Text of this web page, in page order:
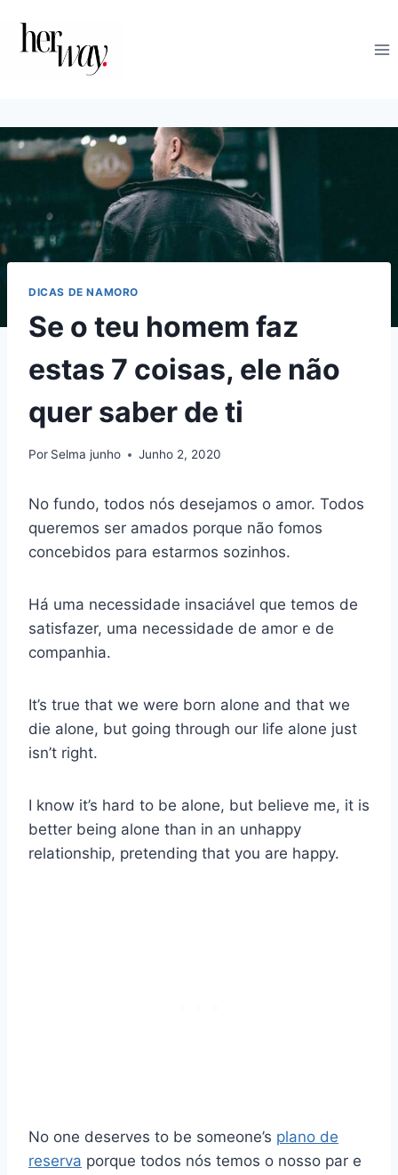
DICAS DE NAMORO
Se o teu homem faz
estas 7 coisas, ele não
quer saber de ti
Por Selma junho Junho 2, 2020
No fundo, todos nós desejamos o amor. Todos
queremos ser amados porque não fomos
concebidos para estarmos sozinhos.
Há uma necessidade insaciável que temos de
satisfazer, uma necessidade de amor e de
companhia.
It’s true that we were born alone and that we
die alone, but going through our life alone just
isn’t right.
I know it’s hard to be alone, but believe me, it is
better being alone than in an unhappy
relationship, pretending that you are happy.
No one deserves to be someone’s plano de
reserva porque todos nós temos o nosso par e